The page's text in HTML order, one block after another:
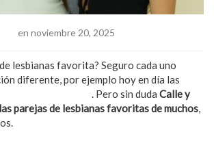
en noviembre 20, 2025
lesbianas favorita? Seguro cada uno
diferente, por ejemplo hoy en día las
. Pero sin duda Calle y
parejas de lesbianas favoritas de muchos,